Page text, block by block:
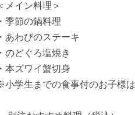
メイン料理＞
季節の鍋料理
あわびのステーキ
のどぐろ塩焼き
本ズワイ蟹切身
学生までの食事付のお子様